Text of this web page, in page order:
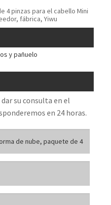
4 pinzas para el cabello Mini
fábrica, Yiwu
y pañuelo
su consulta en el
en 24 horas.